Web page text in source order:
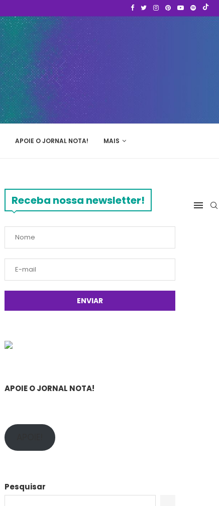
APOIE O JORNAL NOTA! MAIS
Receba nossa newsletter!
APOIE O JORNAL NOTA!
Pesquisar